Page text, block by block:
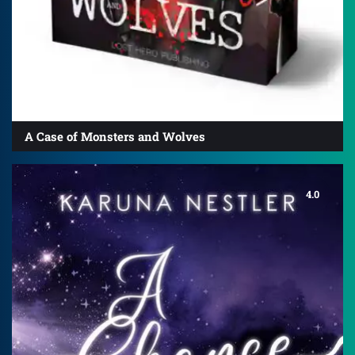
A Case of Monsters and Wolves
4.0